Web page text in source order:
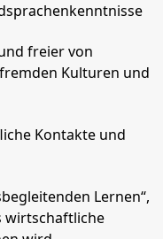
freier von
Kulturen und
Kontakte und
Lernen“,
wirtschaftliche